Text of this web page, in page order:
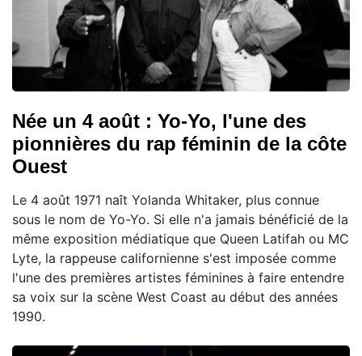
Née un 4 août : Yo-Yo, l'une des
pionnières du rap féminin de la côte
Ouest
Le 4 août 1971 naît Yolanda Whitaker, plus connue
sous le nom de Yo-Yo. Si elle n'a jamais bénéficié de la
même exposition médiatique que Queen Latifah ou MC
Lyte, la rappeuse californienne s'est imposée comme
l'une des premières artistes féminines à faire entendre
sa voix sur la scène West Coast au début des années
1990.